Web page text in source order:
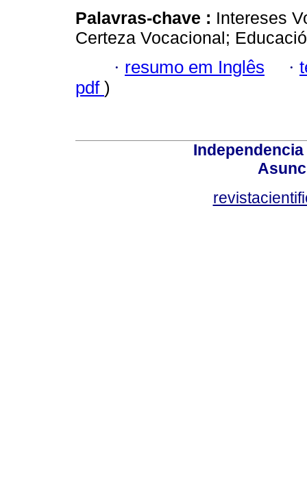
Palavras-chave : Intereses
Certeza Vocacional;
· resumo em Inglês ·
pdf )